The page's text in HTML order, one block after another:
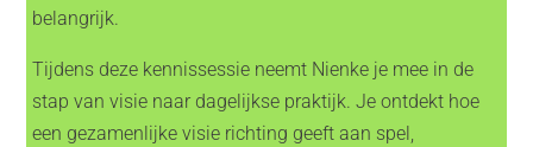
belangrijk.
Tijdens deze kennissessie neemt Nienke je mee in de
stap van visie naar dagelijkse praktijk. Je ontdekt hoe
een gezamenlijke visie richting geeft aan spel,